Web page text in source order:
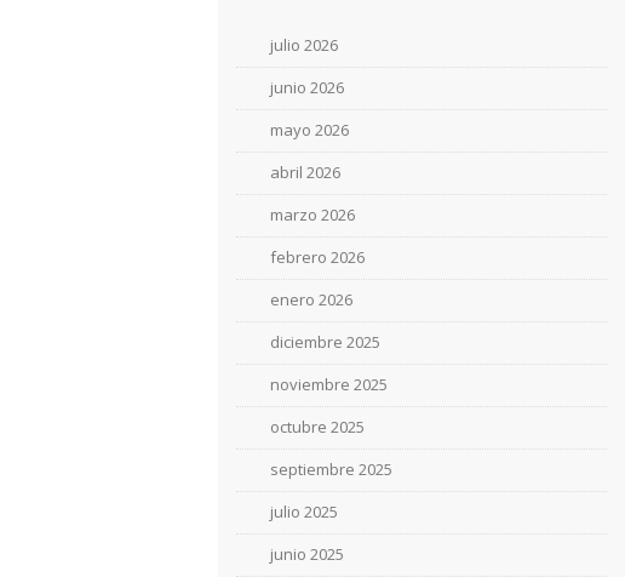
julio 2026
junio 2026
mayo 2026
abril 2026
marzo 2026
febrero 2026
enero 2026
diciembre 2025
noviembre 2025
octubre 2025
septiembre 2025
julio 2025
junio 2025